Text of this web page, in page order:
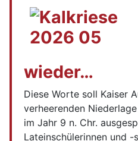
wieder…
Diese Worte soll Kaiser
verheerenden
im Jahr 9 n. Chr.
Lateinschülerinnen und -